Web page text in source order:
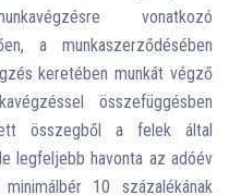
vonatkozó
a munkaszerződésében
keretében munkát végző
összefüggésben
összegből a felek által
legfeljebb havonta az adóév
10 százalékának